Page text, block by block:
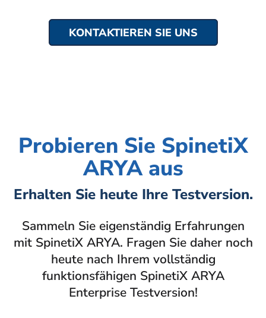
KONTAKTIEREN SIE UNS
Probieren Sie SpinetiX
ARYA aus
Erhalten Sie heute Ihre Testversion.
Sammeln Sie eigenständig Erfahrungen
mit SpinetiX ARYA. Fragen Sie daher noch
heute nach Ihrem vollständig
funktionsfähigen SpinetiX ARYA
Enterprise Testversion!